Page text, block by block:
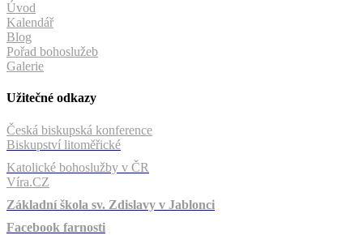
Úvod
Kalendář
Blog
Pořad bohoslužeb
Galerie
Užitečné odkazy
Česká biskupská konference
Biskupství litoměřické
Katolické bohoslužby v ČR
Víra.CZ
Základní škola sv. Zdislavy v Jablonci
Facebook farnosti